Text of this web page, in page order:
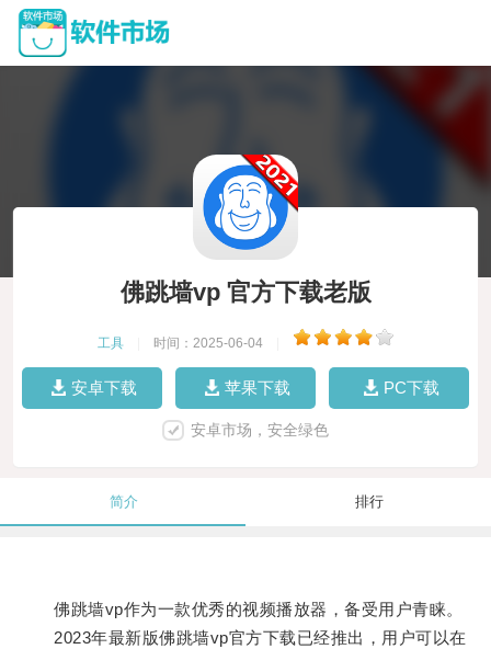
佛跳墙vp 官方下载老版
工具 时间：2025-06-04
安卓下载 苹果下载 PC下载
安卓市场，安全绿色
简介 排行
佛跳墙vp作为一款优秀的视频播放器，备受用户青睐。
2023年最新版佛跳墙vp官方下载已经推出，用户可以在